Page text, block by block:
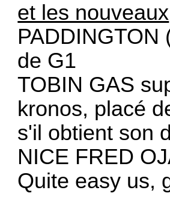
et les nouveaux
de G1
TOBIN GAS
kronos, placé
s'il obtient son
NICE FRED
Quite easy us,